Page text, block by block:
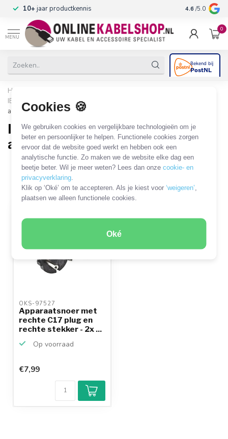
Cookies 🍪
We gebruiken cookies en vergelijkbare technologieën om je
beter en persoonlijker te helpen. Functionele cookies zorgen
ervoor dat de website goed werkt en hebben ook een
analytische functie. Zo maken we de website elke dag een
beetje beter. Wil je meer weten? Lees dan onzecookie- en
privacyverklaring
Klik op ‘Oké’ om te accepteren. Als je kiest voor‘weigeren’
plaatsen we alleen functionele cookies.
Oké
10+jaar productkennis 4.6 /5.0
MENU
0
Home
IEC C17/C18 (apparaatstekker)
adapters
IEC C17 - stopcontact kabels en
adapters
1 PRODUCT
Filters SORTEER OP
OKS-97527
Apparaatsnoer met
rechte C17 plug en
rechte stekker - 2x ...
Op voorraad
€7,99